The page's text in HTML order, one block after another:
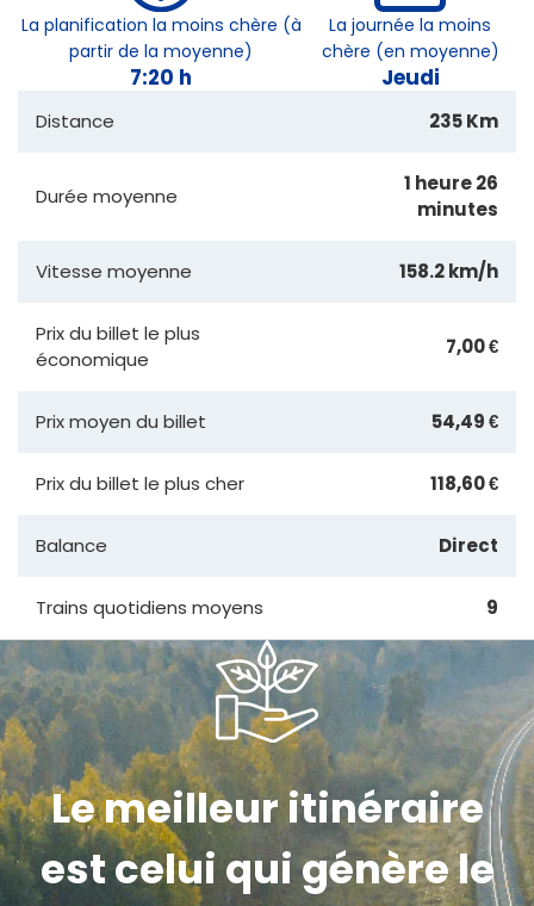
La planification la moins chère (à
partir de la moyenne)
7:20 h
La journée la moins
chère (en moyenne)
Jeudi
Distance 235 Km
Durée moyenne
1 heure 26
minutes
Vitesse moyenne 158.2 km/h
Prix du billet le plus
économique
7,00 €
Prix moyen du billet 54,49 €
Prix du billet le plus cher 118,60 €
Balance Direct
Trains quotidiens moyens 9
Le meilleur itinéraire
est celui qui génère le